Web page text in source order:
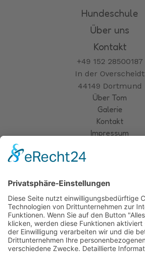
Hundeschule
Über uns
Kontakt
+49 152 28500187
In der Overscheidt
44149 Dortmund
Über Tom
Galerie
Kontakt
Impressum
Cookie-Einstellungen
Hundeschule
Über uns
Kontakt